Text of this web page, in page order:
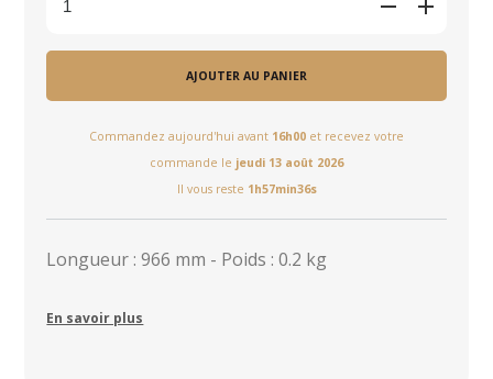
AJOUTER AU PANIER
Commandez aujourd'hui avant 16h00 et recevez votre
commande le jeudi 13 août 2026
Il vous reste 1h57min35s
Longueur : 966 mm - Poids : 0.2 kg
En savoir plus